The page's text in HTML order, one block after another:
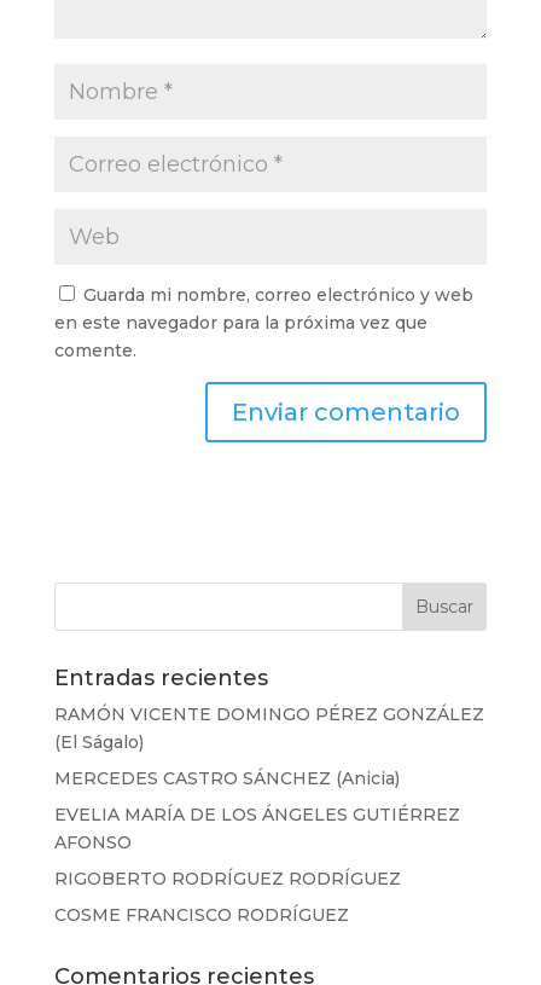
Guarda mi nombre, correo electrónico y web
en este navegador para la próxima vez que
comente.
Entradas recientes
RAMÓN VICENTE DOMINGO PÉREZ GONZÁLEZ
(El Ságalo)
MERCEDES CASTRO SÁNCHEZ (Anicia)
EVELIA MARÍA DE LOS ÁNGELES GUTIÉRREZ
AFONSO
RIGOBERTO RODRÍGUEZ RODRÍGUEZ
COSME FRANCISCO RODRÍGUEZ
Comentarios recientes